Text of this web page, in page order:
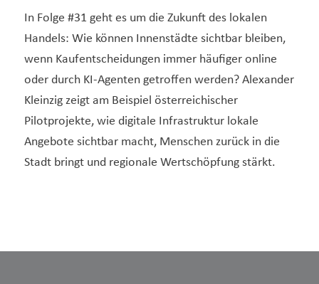
In Folge #31 geht es um die Zukunft des lokalen
Handels: Wie können Innenstädte sichtbar bleiben,
wenn Kaufentscheidungen immer häufiger online
oder durch KI-Agenten getroffen werden? Alexander
Kleinzig zeigt am Beispiel österreichischer
Pilotprojekte, wie digitale Infrastruktur lokale
Angebote sichtbar macht, Menschen zurück in die
Stadt bringt und regionale Wertschöpfung stärkt.